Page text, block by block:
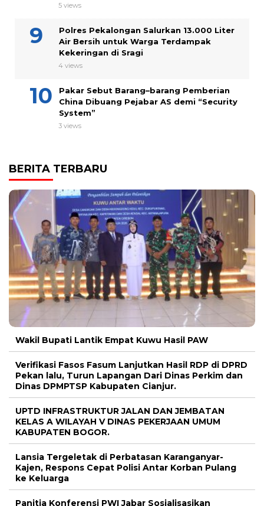
5 views
Polres Pekalongan Salurkan 13.000 Liter
Air Bersih untuk Warga Terdampak
Kekeringan di Sragi
4 views
Pakar Sebut Barang–barang Pemberian
China Dibuang Pejabar AS demi “Security
System”
3 views
BERITA TERBARU
Wakil Bupati Lantik Empat Kuwu Hasil PAW
Verifikasi Fasos Fasum Lanjutkan Hasil RDP di DPRD
Pekan lalu, Turun Lapangan Dari Dinas Perkim dan
Dinas DPMPTSP Kabupaten Cianjur.
UPTD INFRASTRUKTUR JALAN DAN JEMBATAN
KELAS A WILAYAH V DINAS PEKERJAAN UMUM
KABUPATEN BOGOR.
Lansia Tergeletak di Perbatasan Karanganyar-
Kajen, Respons Cepat Polisi Antar Korban Pulang
ke Keluarga
Panitia Konferensi PWI Jabar Sosialisasikan